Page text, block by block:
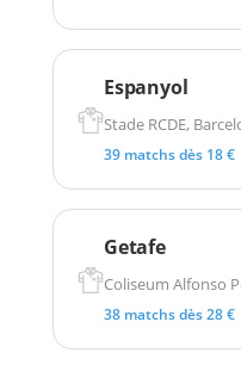
Espanyol
Stade RCDE,
39 matchs dès 18 €
Getafe
Coliseum Alfonso
38 matchs dès 28 €